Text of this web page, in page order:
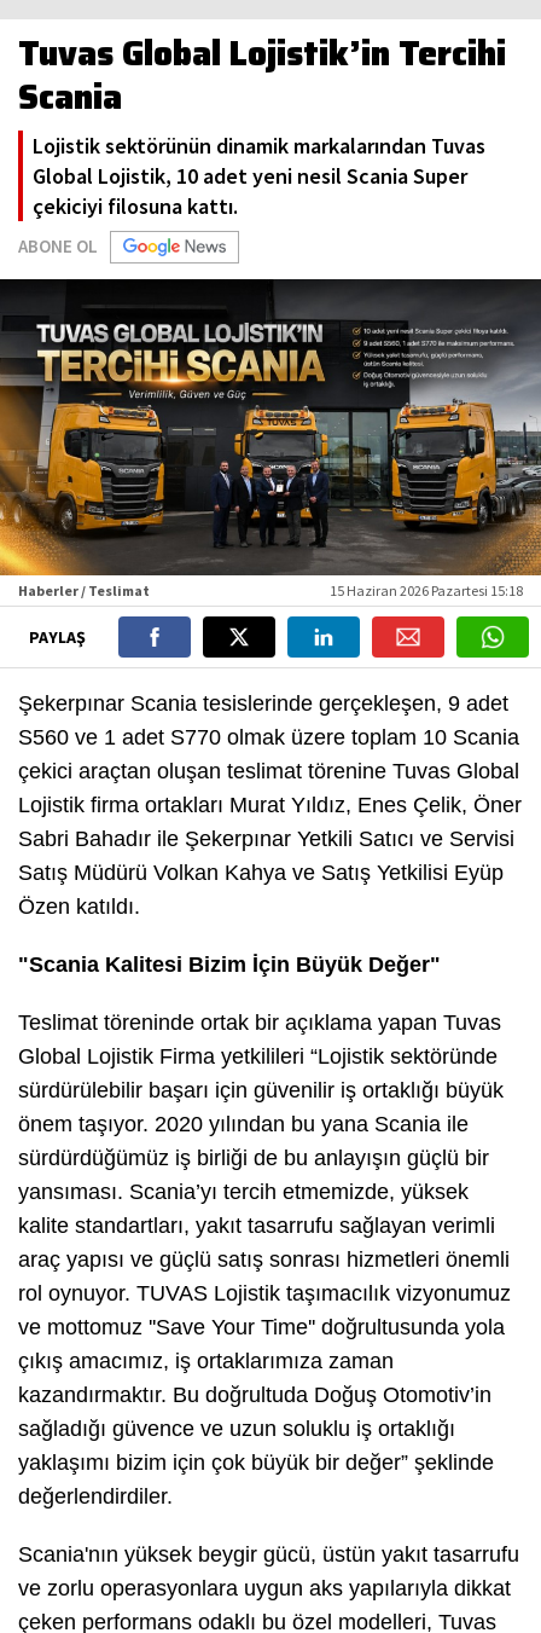
Tuvas Global Lojistik’in Tercihi
Scania
Lojistik sektörünün dinamik markalarından Tuvas
Global Lojistik, 10 adet yeni nesil Scania Super
çekiciyi filosuna kattı.
ABONE OL
Haberler / Teslimat 15 Haziran 2026 Pazartesi 15:18
PAYLAŞ
Şekerpınar Scania tesislerinde gerçekleşen, 9 adet
S560 ve 1 adet S770 olmak üzere toplam 10 Scania
çekici araçtan oluşan teslimat törenine Tuvas Global
Lojistik firma ortakları Murat Yıldız, Enes Çelik, Öner
Sabri Bahadır ile Şekerpınar Yetkili Satıcı ve Servisi
Satış Müdürü Volkan Kahya ve Satış Yetkilisi Eyüp
Özen katıldı.
"Scania Kalitesi Bizim İçin Büyük Değer"
Teslimat töreninde ortak bir açıklama yapan Tuvas
Global Lojistik Firma yetkilileri “Lojistik sektöründe
sürdürülebilir başarı için güvenilir iş ortaklığı büyük
önem taşıyor. 2020 yılından bu yana Scania ile
sürdürdüğümüz iş birliği de bu anlayışın güçlü bir
yansıması. Scania’yı tercih etmemizde, yüksek
kalite standartları, yakıt tasarrufu sağlayan verimli
araç yapısı ve güçlü satış sonrası hizmetleri önemli
rol oynuyor. TUVAS Lojistik taşımacılık vizyonumuz
ve mottomuz ''Save Your Time'' doğrultusunda yola
çıkış amacımız, iş ortaklarımıza zaman
kazandırmaktır. Bu doğrultuda Doğuş Otomotiv’in
sağladığı güvence ve uzun soluklu iş ortaklığı
yaklaşımı bizim için çok büyük bir değer” şeklinde
değerlendirdiler.
Scania'nın yüksek beygir gücü, üstün yakıt tasarrufu
ve zorlu operasyonlara uygun aks yapılarıyla dikkat
çeken performans odaklı bu özel modelleri, Tuvas